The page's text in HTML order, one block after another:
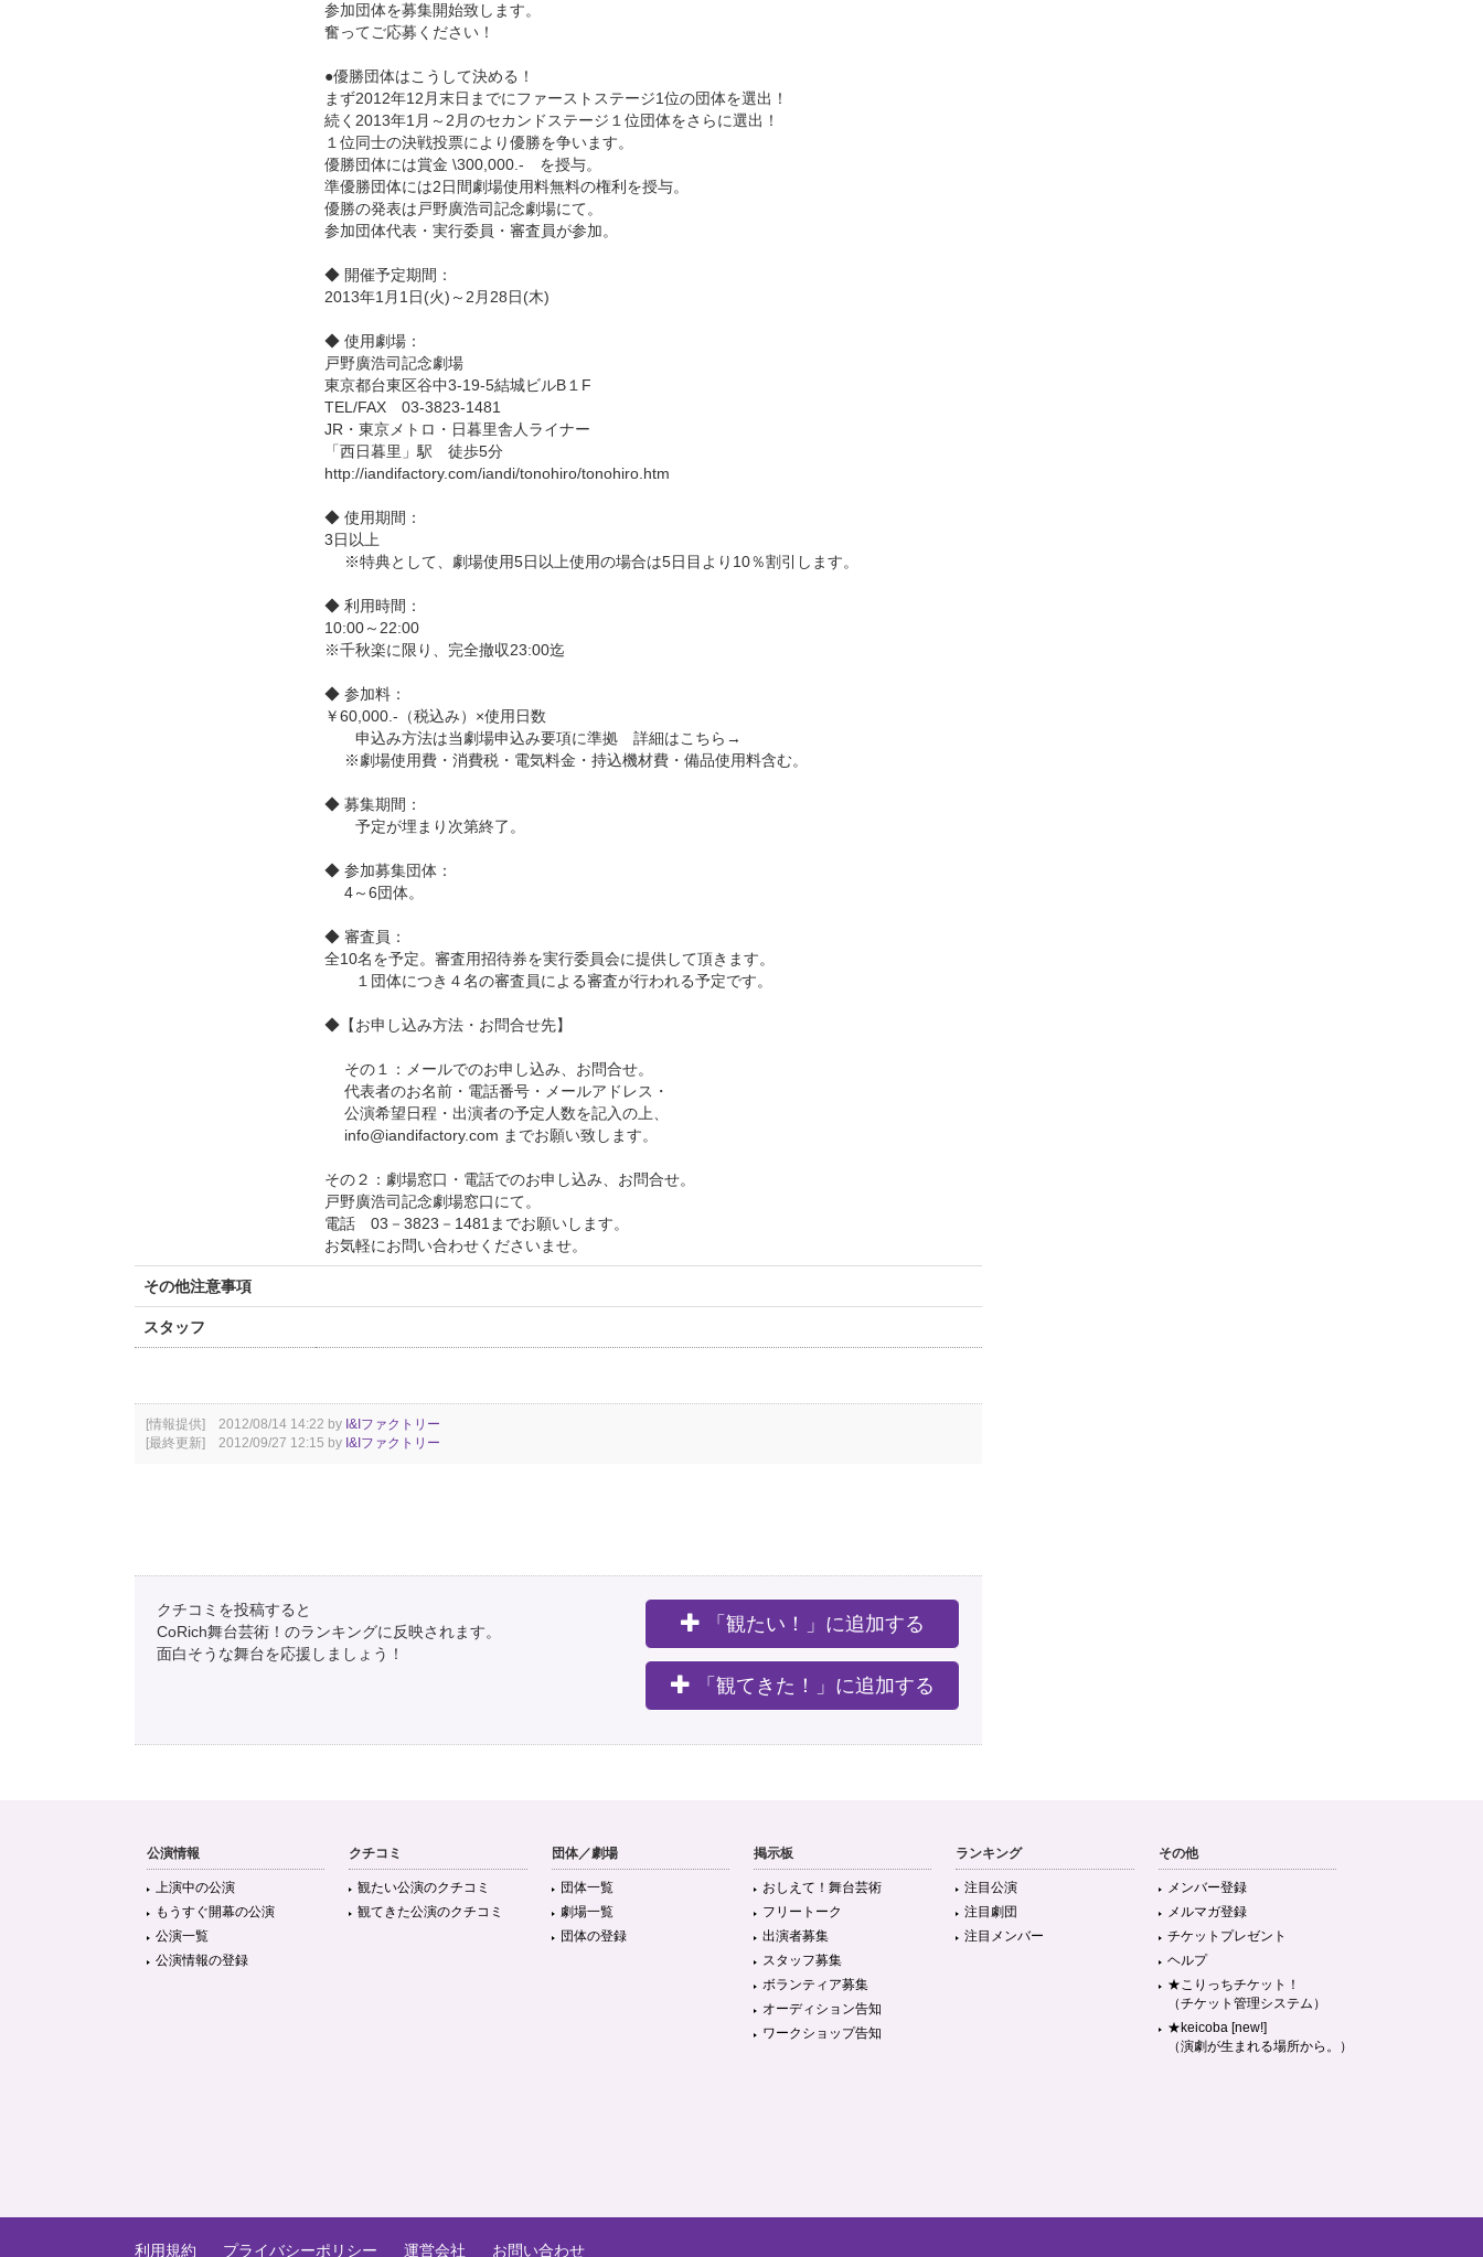
参加団体を募集開始致します。
奮ってご応募ください！
●優勝団体はこうして決める！
まず2012年12月末日までにファーストステージ1位の団体を選出！
続く2013年1月～2月のセカンドステージ１位団体をさらに選出！
１位同士の決戦投票により優勝を争います。
優勝団体には賞金 \300,000.- を授与。
準優勝団体には2日間劇場使用料無料の権利を授与。
優勝の発表は戸野廣浩司記念劇場にて。
参加団体代表・実行委員・審査員が参加。
◆ 開催予定期間：
2013年1月1日(火)～2月28日(木)
◆ 使用劇場：
戸野廣浩司記念劇場
東京都台東区谷中3-19-5結城ビルB１F
TEL/FAX 03-3823-1481
JR・東京メトロ・日暮里舎人ライナー
「西日暮里」駅 徒歩5分
http://iandifactory.com/iandi/tonohiro/tonohiro.htm
◆ 使用期間：
3日以上
※特典として、劇場使用5日以上使用の場合は5日目より10％割引します。
◆ 利用時間：
10:00～22:00
※千秋楽に限り、完全撤収23:00迄
◆ 参加料：
￥60,000.-（税込み）×使用日数
申込み方法は当劇場申込み要項に準拠 詳細はこちら→
※劇場使用費・消費税・電気料金・持込機材費・備品使用料含む。
◆ 募集期間：
予定が埋まり次第終了。
◆ 参加募集団体：
4～6団体。
◆ 審査員：
全10名を予定。審査用招待券を実行委員会に提供して頂きます。
１団体につき４名の審査員による審査が行われる予定です。
◆【お申し込み方法・お問合せ先】
その１：メールでのお申し込み、お問合せ。
代表者のお名前・電話番号・メールアドレス・
公演希望日程・出演者の予定人数を記入の上、
info@iandifactory.com までお願い致します。
その２：劇場窓口・電話でのお申し込み、お問合せ。
戸野廣浩司記念劇場窓口にて。
電話 03－3823－1481までお願いします。
お気軽にお問い合わせくださいませ。
その他注意事項
スタッフ
[情報提供] 2012/08/14 14:22 by I&Iファクトリー
[最終更新] 2012/09/27 12:15 by I&Iファクトリー
クチコミを投稿すると
CoRich舞台芸術！のランキングに反映されます。
面白そうな舞台を応援しましょう！
「観たい！」に追加する
「観てきた！」に追加する
公演情報
上演中の公演
もうすぐ開幕の公演
公演一覧
公演情報の登録
クチコミ
観たい公演のクチコミ
観てきた公演のクチコミ
団体／劇場
団体一覧
劇場一覧
団体の登録
掲示板
おしえて！舞台芸術
フリートーク
出演者募集
スタッフ募集
ボランティア募集
オーディション告知
ワークショップ告知
ランキング
注目公演
注目劇団
注目メンバー
その他
メンバー登録
メルマガ登録
チケットプレゼント
ヘルプ
★こりっちチケット！
（チケット管理システム）
★keicoba [new!]
（演劇が生まれる場所から。）
利用規約 プライバシーポリシー 運営会社 お問い合わせ